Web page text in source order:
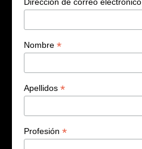
Nombre *
Apellidos *
Profesión *